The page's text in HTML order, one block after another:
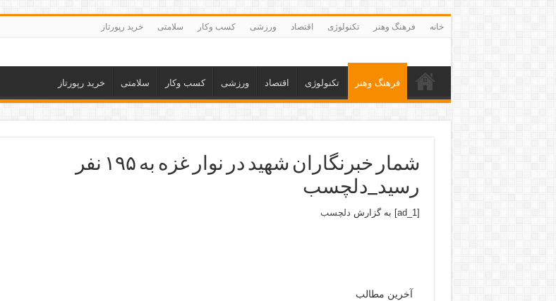
خانه فرهنگ وهنر تکنولوژی اقتصاد ورزشی کسب وکار سلامتی خرید رپورتاز
فرهنگ وهنر تکنولوژی اقتصاد ورزشی کسب وکار سلامتی خرید رپورتاز
شمار خبرنگاران شهید در نوار غزه به ۱۹۵ نفر
رسید_دلچسب
[ad_1] به گزارش دلچسب
آخرین مطالب